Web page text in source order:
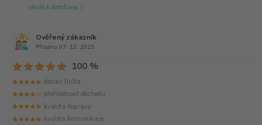
skvělá domluva :)
Ověřený zákazník
Přidáno 07. 12. 2015
100 %
dodací lhůta
přehlednost obchodu
kvalita dopravy
kvalita komunikace